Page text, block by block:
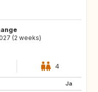
(2 weeks)
4
Ja